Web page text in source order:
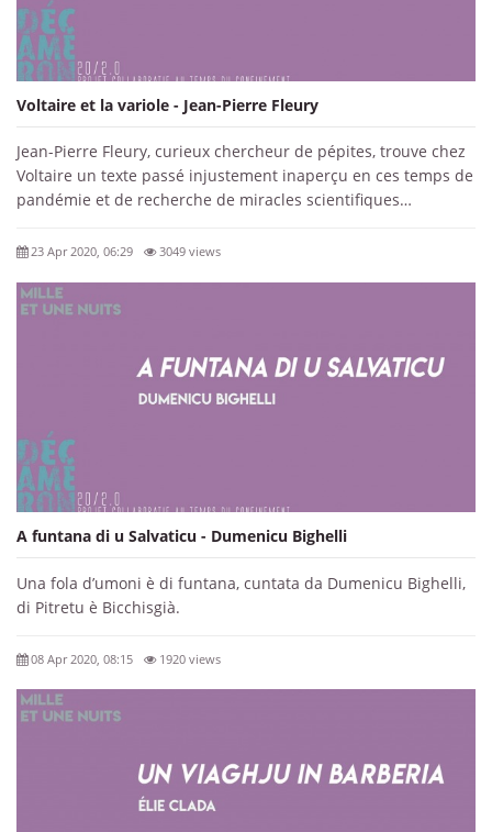
Voltaire et la variole - Jean-Pierre Fleury
Jean-Pierre Fleury, curieux chercheur de pépites, trouve chez
Voltaire un texte passé injustement inaperçu en ces temps de
pandémie et de recherche de miracles scientifiques…
23 Apr 2020, 06:29 3049 views
A funtana di u Salvaticu - Dumenicu Bighelli
Una fola d’umoni è di funtana, cuntata da Dumenicu Bighelli,
di Pitretu è Bicchisgià.
08 Apr 2020, 08:15 1920 views